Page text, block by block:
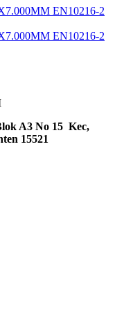
EN10216-2
EN10216-2
A3 No 15 Kec,
15521